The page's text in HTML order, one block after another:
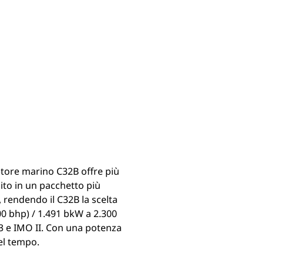
marino C32B offre più
in un pacchetto più
il C32B la scelta
bhp) / 1.491 bkW a 2.300
e IMO II. Con una potenza
tempo.